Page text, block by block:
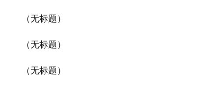
（无标题）
（无标题）
（无标题）